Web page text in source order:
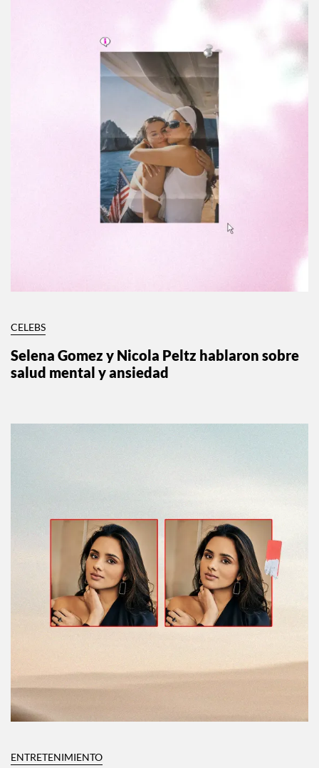
CELEBS
Selena Gomez y Nicola Peltz hablaron sobre
salud mental y ansiedad
ENTRETENIMIENTO